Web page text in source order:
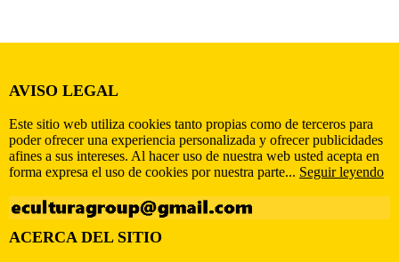
AVISO LEGAL
Este sitio web utiliza cookies tanto propias como de terceros para
poder ofrecer una experiencia personalizada y ofrecer publicidades
afines a sus intereses. Al hacer uso de nuestra web usted acepta en
forma expresa el uso de cookies por nuestra parte... Seguir leyendo
ACERCA DEL SITIO